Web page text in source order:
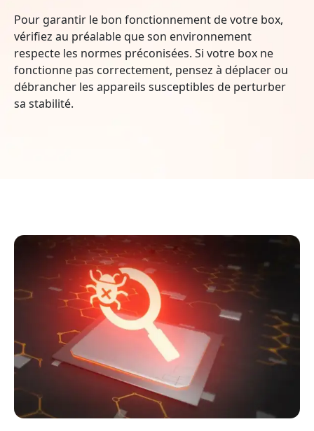
Pour garantir le bon fonctionnement de votre box,
vérifiez au préalable que son environnement
respecte les normes préconisées. Si votre box ne
fonctionne pas correctement, pensez à déplacer ou
débrancher les appareils susceptibles de perturber
sa stabilité.